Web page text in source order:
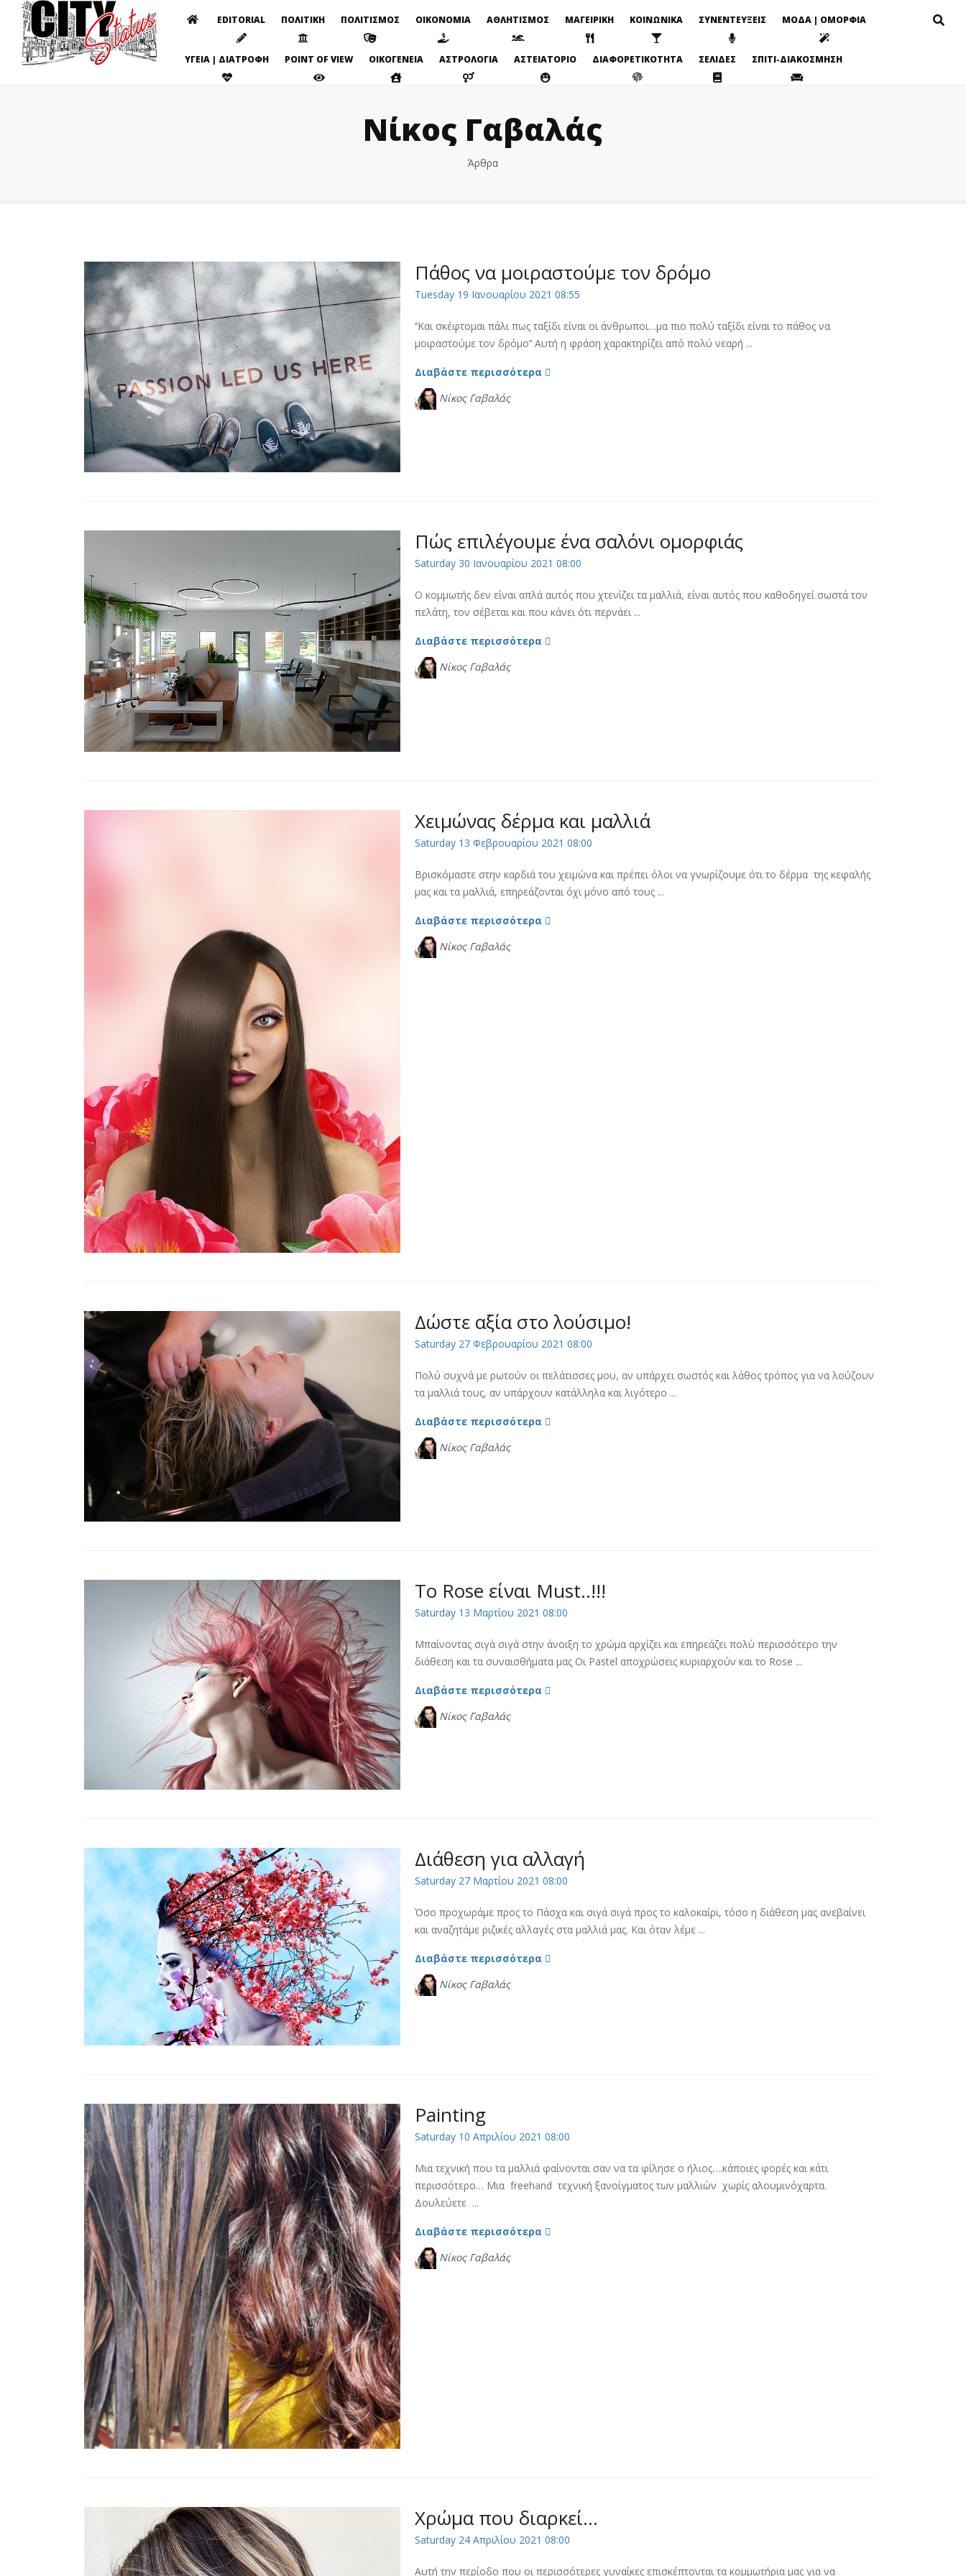
EDITORIAL ΠΟΛΙΤΙΚΗ ΠΟΛΙΤΙΣΜΟΣ ΟΙΚΟΝΟΜΙΑ ΑΘΛΗΤΙΣΜΟΣ ΜΑΓΕΙΡΙΚΗ ΚΟΙΝΩΝΙΚΑ ΣΥΝΕΝΤΕΥΞΕΙΣ ΜΟΔΑ | ΟΜΟΡΦΙΑ
ΥΓΕΙΑ | ΔΙΑΤΡΟΦΗ POINT OF VIEW ΟΙΚΟΓΕΝΕΙΑ ΑΣΤΡΟΛΟΓΙΑ ΑΣΤΕΙΑΤΟΡΙΟ ΔΙΑΦΟΡΕΤΙΚΟΤΗΤΑ ΣΕΛΙΔΕΣ ΣΠΙΤΙ-ΔΙΑΚΟΣΜΗΣΗ
Νίκος Γαβαλάς
Άρθρα
Πάθος να μοιραστούμε τον δρόμο
Tuesday 19 Ιανουαρίου 2021 08:55
‘’Και σκέφτομαι πάλι πως ταξίδι είναι οι άνθρωποι…μα πιο πολύ ταξίδι είναι το πάθος να
μοιραστούμε τον δρόμο’’ Αυτή η φράση χαρακτηρίζει από πολύ νεαρή ...
Διαβάστε περισσότερα
Νίκος Γαβαλάς
Πώς επιλέγουμε ένα σαλόνι ομορφιάς
Saturday 30 Ιανουαρίου 2021 08:00
Ο κομμωτής δεν είναι απλά αυτός που χτενίζει τα μαλλιά, είναι αυτός που καθοδηγεί σωστά τον
πελάτη, τον σέβεται και που κάνει ότι περνάει ...
Διαβάστε περισσότερα
Νίκος Γαβαλάς
Χειμώνας δέρμα και μαλλιά
Saturday 13 Φεβρουαρίου 2021 08:00
Βρισκόμαστε στην καρδιά του χειμώνα και πρέπει όλοι να γνωρίζουμε ότι το δέρμα της κεφαλής
μας και τα μαλλιά, επηρεάζονται όχι μόνο από τους ...
Διαβάστε περισσότερα
Νίκος Γαβαλάς
Δώστε αξία στο λούσιμο!
Saturday 27 Φεβρουαρίου 2021 08:00
Πολύ συχνά με ρωτούν οι πελάτισσες μου, αν υπάρχει σωστός και λάθος τρόπος για να λούζουν
τα μαλλιά τους, αν υπάρχουν κατάλληλα και λιγότερο ...
Διαβάστε περισσότερα
Νίκος Γαβαλάς
Το Rose είναι Must..!!!
Saturday 13 Μαρτίου 2021 08:00
Μπαίνοντας σιγά σιγά στην άνοιξη το χρώμα αρχίζει και επηρεάζει πολύ περισσότερο την
διάθεση και τα συναισθήματα μας Οι Pastel αποχρώσεις κυριαρχούν και το Rose ...
Διαβάστε περισσότερα
Νίκος Γαβαλάς
Διάθεση για αλλαγή
Saturday 27 Μαρτίου 2021 08:00
Όσο προχωράμε προς το Πάσχα και σιγά σιγά προς το καλοκαίρι, τόσο η διάθεση μας ανεβαίνει
και αναζητάμε ριζικές αλλαγές στα μαλλιά μας. Και όταν λέμε ...
Διαβάστε περισσότερα
Νίκος Γαβαλάς
Painting
Saturday 10 Απριλίου 2021 08:00
Μια τεχνική που τα μαλλιά φαίνονται σαν να τα φίλησε ο ήλιος….κάποιες φορές και κάτι
περισσότερο… Μια freehand τεχνική ξανοίγματος των μαλλιών χωρίς αλουμινόχαρτα.
Δουλεύετε ...
Διαβάστε περισσότερα
Νίκος Γαβαλάς
Χρώμα που διαρκεί...
Saturday 24 Απριλίου 2021 08:00
Αυτή την περίοδο που οι περισσότερες γυναίκες επισκέπτονται τα κομμωτήρια μας για να